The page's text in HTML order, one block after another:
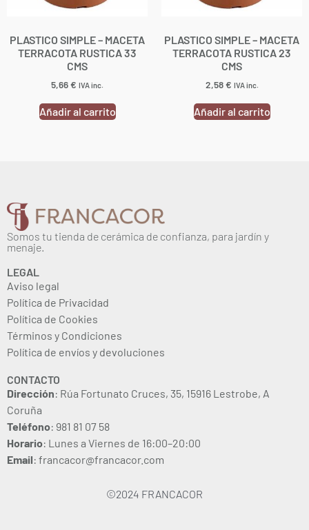
PLASTICO SIMPLE – MACETA
TERRACOTA RUSTICA 33
CMS
5,66€ IVA inc.
Añadir al carrito
PLASTICO SIMPLE – MACETA
TERRACOTA RUSTICA 23
CMS
2,58€ IVA inc.
Añadir al carrito
Somos tu tienda de cerámica de confianza, para jardín y
menaje.
LEGAL
Aviso legal
Política de Privacidad
Política de Cookies
Términos y Condiciones
Política de envíos y devoluciones
CONTACTO
Dirección: Rúa Fortunato Cruces, 35, 15916 Lestrobe, A
Coruña
Teléfono: 981 81 07 58
Horario: Lunes a Viernes de 16:00–20:00
Email: francacor@francacor.com
©2024 FRANCACOR